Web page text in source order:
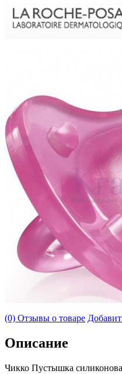
(0) Отзывы о товаре
Описание
Чикко Пустышка